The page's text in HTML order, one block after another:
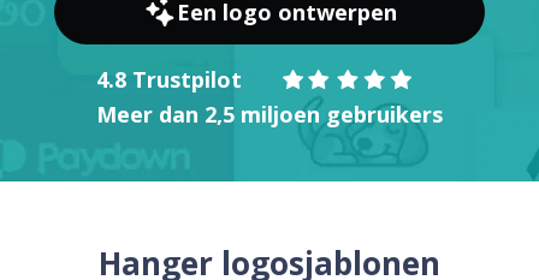
Een logo ontwerpen
4.8 Trustpilot
Meer dan 2,5 miljoen gebruikers
Hanger logosjablonen